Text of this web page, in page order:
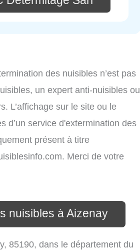
des nuisibles n’est pas
un expert anti-nuisibles ou
L’affichage sur le site ou le
d’un service d'extermination des
présent à titre
Merci de votre
nuisibles à Aizenay
85190, dans le département du